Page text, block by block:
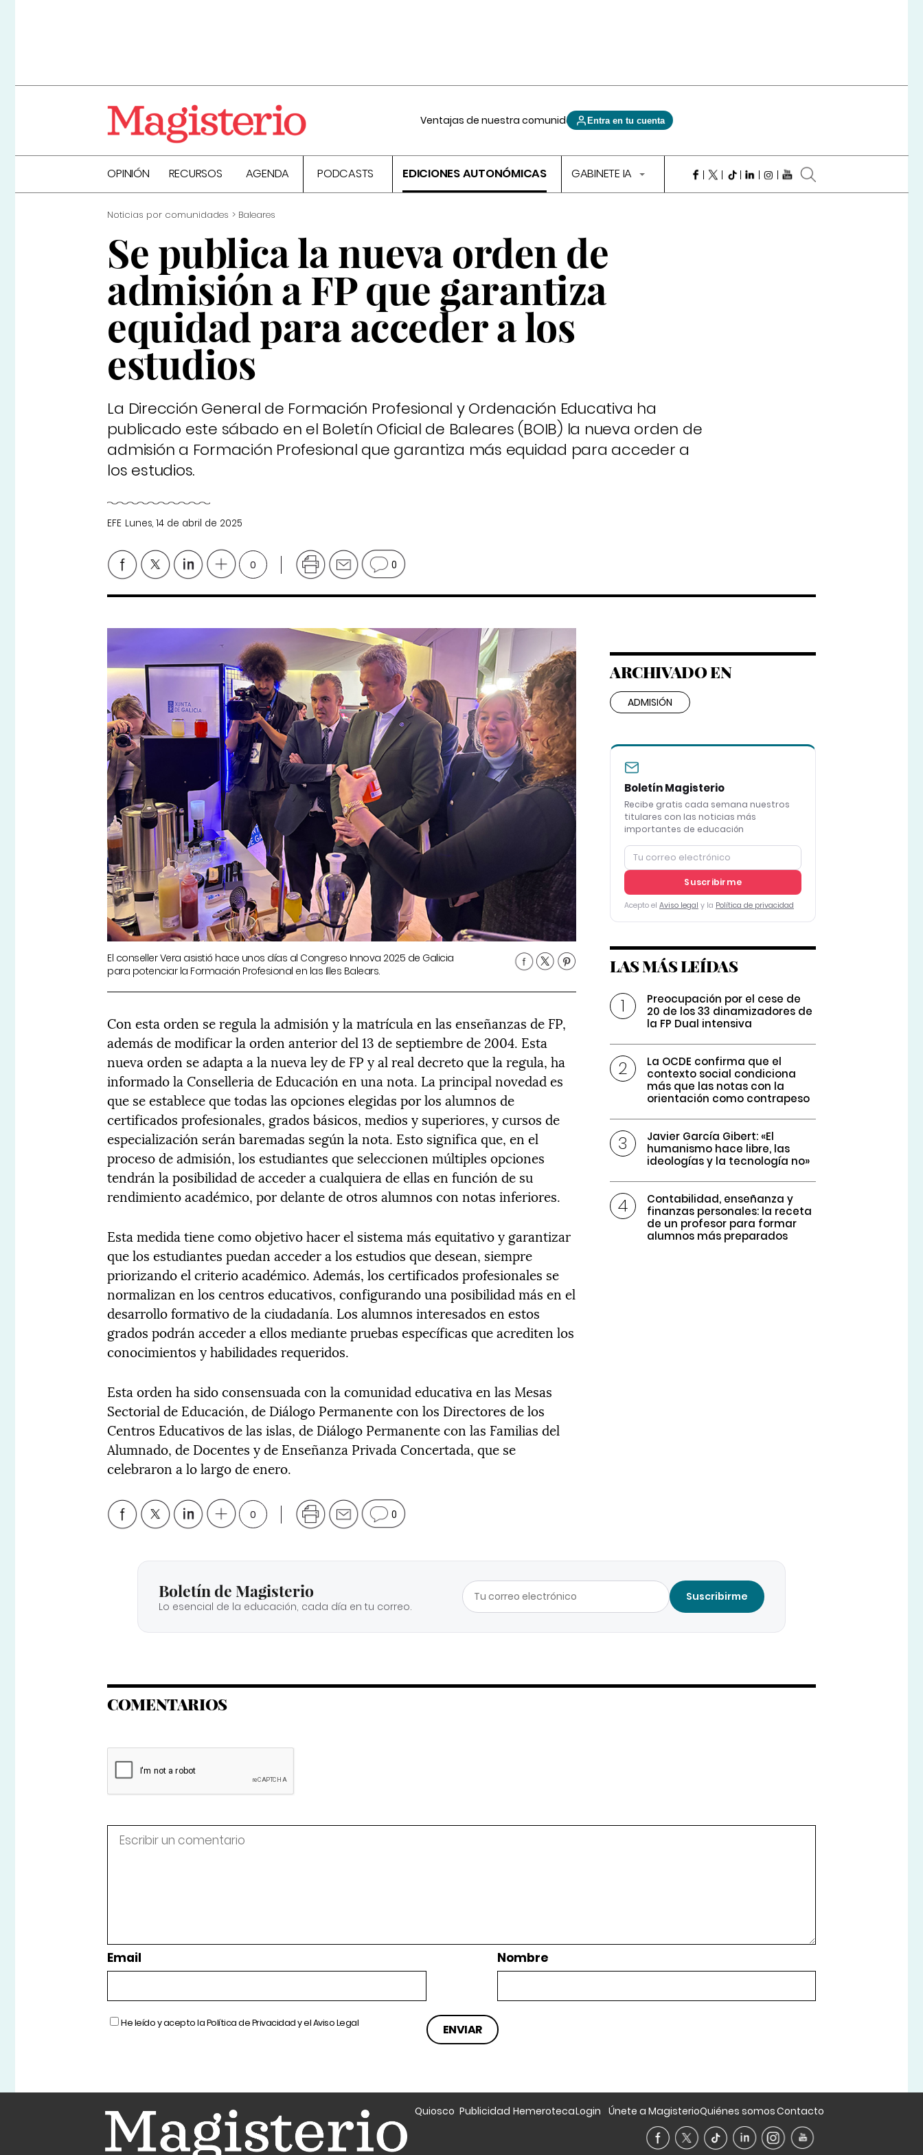
Ventajas de nuestra comunidad Entra en tu cuenta
OPINIÓN RECURSOS AGENDA PODCASTS EDICIONES AUTONÓMICAS GABINETE IA
Noticias por comunidades Baleares
Se publica la nueva orden de
admisión a FP que garantiza
equidad para acceder a los
estudios
La Dirección General de Formación Profesional y Ordenación Educativa ha
publicado este sábado en el Boletín Oficial de Baleares (BOIB) la nueva orden de
admisión a Formación Profesional que garantiza más equidad para acceder a
los estudios.
EFE Lunes, 14 de abril de 2025
0 0
El conseller Vera asistió hace unos días al Congreso Innova 2025 de Galicia
para potenciar la Formación Profesional en las Illes Balears.
Con esta orden se regula la admisión y la matrícula en las enseñanzas de FP,
además de modificar la orden anterior del 13 de septiembre de 2004. Esta
nueva orden se adapta a la nueva ley de FP y al real decreto que la regula, ha
informado la Conselleria de Educación en una nota. La principal novedad es
que se establece que todas las opciones elegidas por los alumnos de
certificados profesionales, grados básicos, medios y superiores, y cursos de
especialización serán baremadas según la nota. Esto significa que, en el
proceso de admisión, los estudiantes que seleccionen múltiples opciones
tendrán la posibilidad de acceder a cualquiera de ellas en función de su
rendimiento académico, por delante de otros alumnos con notas inferiores.
Esta medida tiene como objetivo hacer el sistema más equitativo y garantizar
que los estudiantes puedan acceder a los estudios que desean, siempre
priorizando el criterio académico. Además, los certificados profesionales se
normalizan en los centros educativos, configurando una posibilidad más en el
desarrollo formativo de la ciudadanía. Los alumnos interesados en estos
grados podrán acceder a ellos mediante pruebas específicas que acrediten los
conocimientos y habilidades requeridos.
Esta orden ha sido consensuada con la comunidad educativa en las Mesas
Sectorial de Educación, de Diálogo Permanente con los Directores de los
Centros Educativos de las islas, de Diálogo Permanente con las Familias del
Alumnado, de Docentes y de Enseñanza Privada Concertada, que se
celebraron a lo largo de enero.
0 0
ARCHIVADO EN
ADMISIÓN
Boletín Magisterio
Recibe gratis cada semana nuestros
titulares con las noticias más
importantes de educación
Suscribirme
Acepto el Aviso legal y la Política de privacidad
LAS MÁS LEÍDAS
Preocupación por el cese de
20 de los 33 dinamizadores de
la FP Dual intensiva
La OCDE confirma que el
contexto social condiciona
más que las notas con la
orientación como contrapeso
Javier García Gibert: «El
humanismo hace libre, las
ideologías y la tecnología no»
Contabilidad, enseñanza y
finanzas personales: la receta
de un profesor para formar
alumnos más preparados
Boletín de Magisterio
Lo esencial de la educación, cada día en tu correo.
Suscribirme
COMENTARIOS
Email Nombre
He leído y acepto laPolítica de Privacidady elAviso Legal
Quiosco Publicidad HemerotecaLogin Únete a MagisterioQuiénes somosContacto